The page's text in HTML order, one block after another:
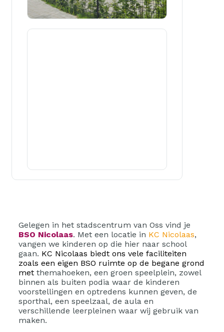
Gelegen in het stadscentrum van Oss vind je
BSO Nicolaas. Met een locatie in KC Nicolaas,
vangen we kinderen op die hier naar school
gaan. KC Nicolaas biedt ons vele faciliteiten
zoals een eigen BSO ruimte op de begane grond
metthemahoeken, een groen speelplein, zowel
binnen als buiten podia waar de kinderen
voorstellingen en optredens kunnen geven, de
sporthal, een speelzaal, de aula en
verschillende leerpleinen waar wij gebruik van
maken.